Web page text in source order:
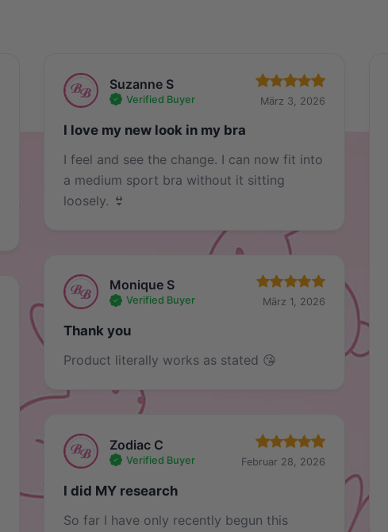
Suzanne S
Verified Buyer März 3, 2026
I love my new look in my bra
I feel and see the change. I can now fit into
a medium sport bra without it sitting
loosely. 👙
Monique S
Verified Buyer März 1, 2026
Thank you
Product literally works as stated 😘
Zodiac C
Verified Buyer Februar 28, 2026
I did MY research
So far I have only recently begun this